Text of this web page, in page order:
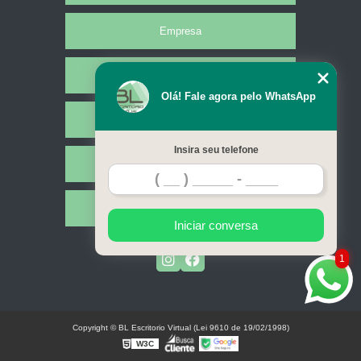
coworkings compartilhados valor Lauro de Freitas
espaço compartilhado de empresa preços Mari
espaços de trabalhos compartilhados Santa Luzia
espaços de trabalhos compartilhados preços Triunfo
espaço compartilhados de trabalho valor Uiraúna
onde encontrar espaços comerciais compartilhado Igarassu
quanto custa espaço compartilhados de trabalho Aracaju
quanto custa espaços de trabalhos compartilhados Soledade
Empresa
Contato
Mapa do site
1
Olá! Fale agora pelo WhatsApp
Insira seu telefone
Iniciar conversa
Copyright © BL Escritorio Virtual (Lei 9610 de 19/02/1998)
W3C